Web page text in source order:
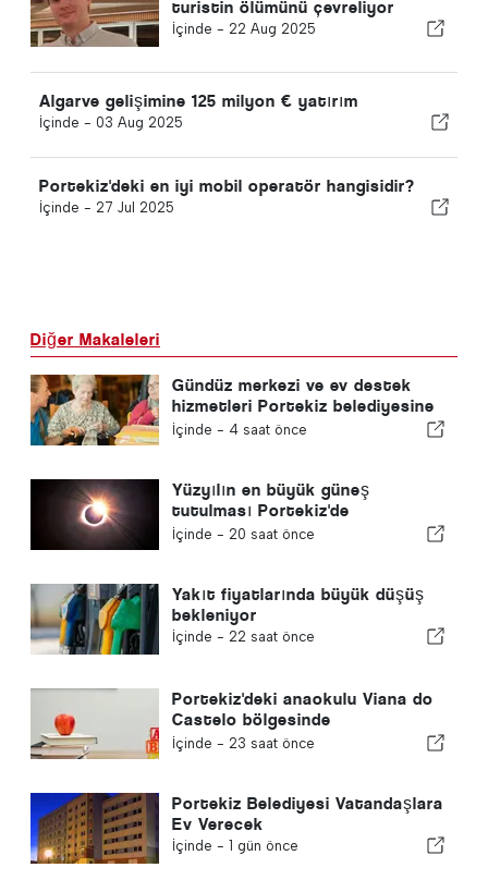
turistin ölümünü çevreliyor
İçinde - 22 Aug 2025
Algarve gelişimine 125 milyon € yatırım
İçinde - 03 Aug 2025
Portekiz'deki en iyi mobil operatör hangisidir?
İçinde - 27 Jul 2025
Diğer Makaleleri
Gündüz merkezi ve ev destek
hizmetleri Portekiz belediyesine
geri dönecek
İçinde - 4 saat önce
Yüzyılın en büyük güneş
tutulması Portekiz'de
gerçekleşiyor
İçinde - 20 saat önce
Yakıt fiyatlarında büyük düşüş
bekleniyor
İçinde - 22 saat önce
Portekiz'deki anaokulu Viana do
Castelo bölgesinde
kapanmayacak
İçinde - 23 saat önce
Portekiz Belediyesi Vatandaşlara
Ev Verecek
İçinde - 1 gün önce